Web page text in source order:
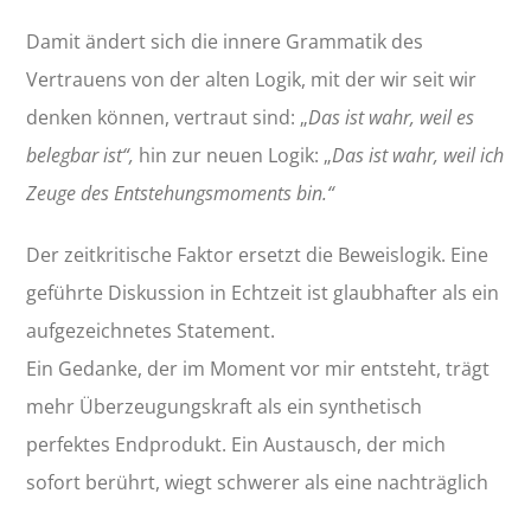
Damit ändert sich die innere Grammatik des
Vertrauens von der alten Logik, mit der wir seit wir
denken können, vertraut sind: „Das ist wahr, weil es
belegbar ist“, hin zur neuen Logik: „Das ist wahr, weil ich
Zeuge des Entstehungsmoments bin.“
Der zeitkritische Faktor ersetzt die Beweislogik. Eine
geführte Diskussion in Echtzeit ist glaubhafter als ein
aufgezeichnetes Statement.
Ein Gedanke, der im Moment vor mir entsteht, trägt
mehr Überzeugungskraft als ein synthetisch
perfektes Endprodukt. Ein Austausch, der mich
sofort berührt, wiegt schwerer als eine nachträglich